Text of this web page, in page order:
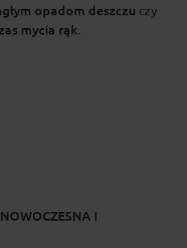
opadom deszczu czy
mycia rąk.
I